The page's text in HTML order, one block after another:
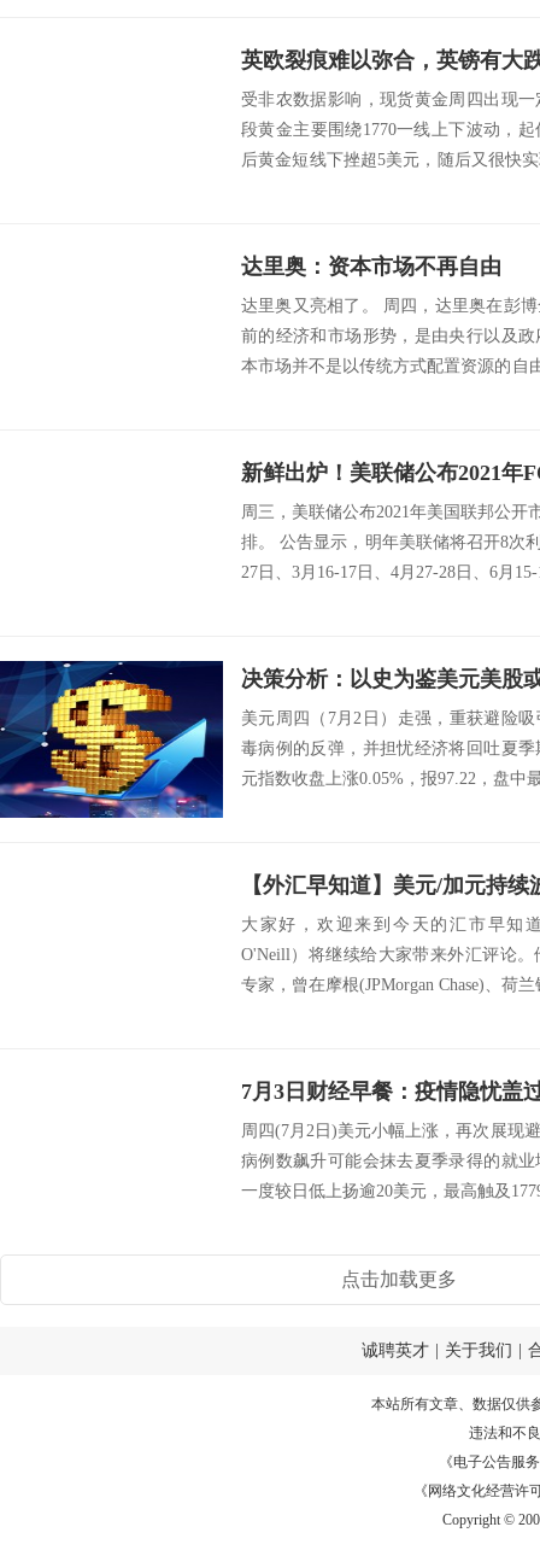
英欧裂痕难以弥合，英镑有大
受非农数据影响，现货黄金周四出现
段黄金主要围绕1770一线上下波动，
后黄金短线下挫超5美元，随后又很快
达里奥：资本市场不再自由
达里奥又亮相了。 周四，达里奥在彭
前的经济和市场形势，是由央行以及
本市场并不是以传统方式配置资源的自
新鲜出炉！美联储公布2021年
周三，美联储公布2021年美国联邦公开
排。 公告显示，明年美联储将召开8次
27日、3月16-17日、4月27-28日、6月
决策分析：以史为鉴美元美股
美元周四（7月2日）走强，重获避险
毒病例的反弹，并担忧经济将回吐夏
元指数收盘上涨0.05%，报97.22，盘中
大家好，欢迎来到今天的汇市早知
O'Neill）将继续给大家带来外汇评论
专家，曾在摩根(JPMorgan Chase)、荷
周四(7月2日)美元小幅上涨，再次展现
病例数飙升可能会抹去夏季录得的就
一度较日低上扬逾20美元，最高触及
点击加载更多
诚聘英才 关于我们
本站所有文章、数据仅供
违法和不
《电子公告服务
《网络文化经营许
Copyright ©